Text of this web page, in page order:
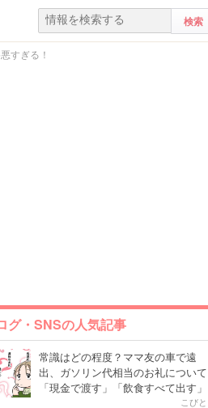
すぎる！
グ・SNSの人気記事
常識はどの程度？ママ友の車で遠
出、ガソリン代相当のお礼について
「現金で渡す」「飲食すべて出す」
こびと